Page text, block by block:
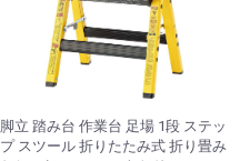
脚立 踏み台 作業台 足場 1段 ステッ
プ スツール 折りたたみ式 折り畳み